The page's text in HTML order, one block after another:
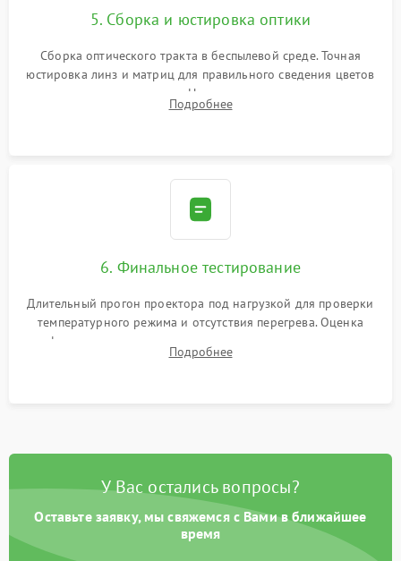
5. Сборка и юстировка оптики
Сборка оптического тракта в беспылевой среде. Точная
юстировка линз и матриц для правильного сведения цветов
и устранения размытия. Надежное подключение всех
шлейфов, установка датчиков и закрытие корпуса
Подробнее
6. Финальное тестирование
Длительный прогон проектора под нагрузкой для проверки
температурного режима и отсутствия перегрева. Оценка
фокуса, контрастности и цветопередачи на тестовых
таблицах. Проверка работы всех видеовходов и кнопок
Подробнее
У Вас остались вопросы?
Оставьте заявку, мы свяжемся с Вами в ближайшее
время